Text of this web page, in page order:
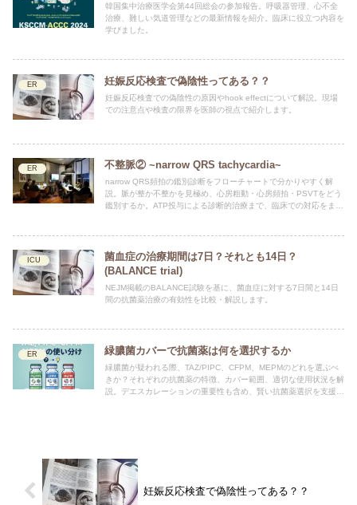
韓国集中治療医学会第44回総会の参加報告。呼吸器管理、心不全
治療、難しい気道管理などの最新情報を紹介。臨床に役立つ内容を
学びました。
ER 妊娠反応検査で偽陰性ってある？？
妊娠反応検査での偽陰性の原因やhook effectについて解説。現場
での注意点や検査の限界を医師の視点で紹介します。
ER 不整脈② ~narrow QRS tachycardia~
narrow QRS頻拍の鑑別診断をフローチャートで分かりやすく解
説。脈が整か不整かを見極め、心房粗動・心房頻拍・PSVTをどう
鑑別するか。ATP投与による診断的治療まで、臨床での対応をまと
ICU
菌血症の治療期間は7日？それとも14日？
(BALANCE trial)
NEJM掲載のBALANCE試験を基に、菌血症に対する7日間と14日
間の抗菌薬治療の有効性を比較・解説します。
ER 緑膿菌カバーで抗菌薬は何を選択するか
緑膿菌が疑われる際、TAZ/PIPC、CFPM、MEPMのどれを選ぶべ
きか？それぞれの抗菌薬の特徴、カバー範囲、適切な使用状況を解
説。デエスカレーションの重要性も含め、賢い抗菌薬選択を支援し
妊娠反応検査で偽陰性ってある？？